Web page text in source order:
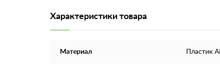
Характеристики товара
Материал Пластик